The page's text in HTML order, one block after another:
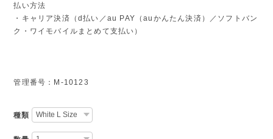
払い方法
・キャリア決済（d払い／au PAY（auかんたん決済）／ソフトバン
ク・ワイモバイルまとめて支払い）
管理番号：M-10123
種類